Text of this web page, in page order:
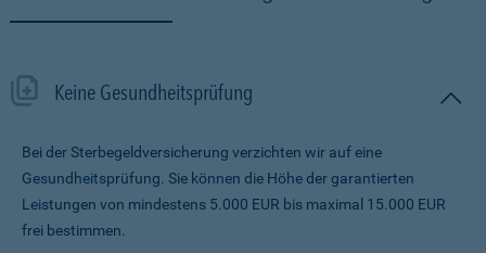
Keine Gesundheitsprüfung
Bei der Sterbegeldversicherung verzichten wir auf eine
Gesundheitsprüfung. Sie können die Höhe der garantierten
Leistungen von mindestens 5.000 EUR bis maximal 15.000 EUR
frei bestimmen.